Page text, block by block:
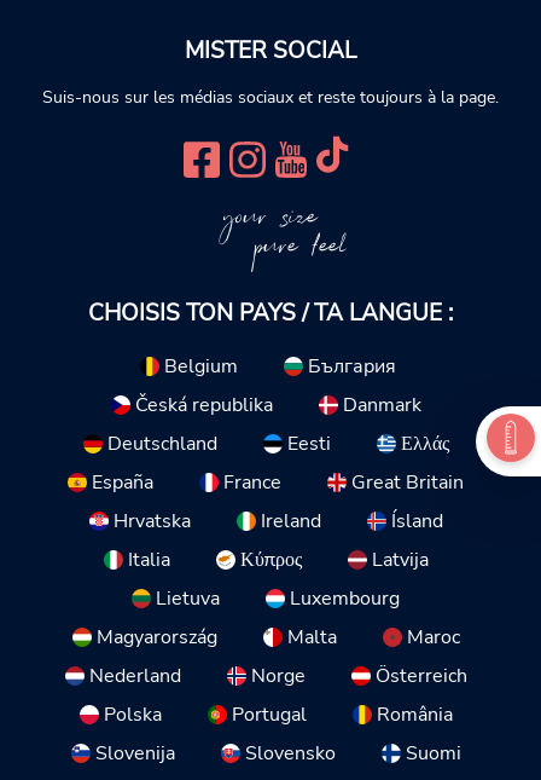
MISTER SOCIAL
Suis-nous sur les médias sociaux et reste toujours à la page.
your size
pure feel
CHOISIS TON PAYS / TA LANGUE :
Belgium
България
Česká republika
Danmark
Deutschland
Eesti
Ελλάς
España
France
Great Britain
Hrvatska
Ireland
Ísland
Italia
Κύπρος
Latvija
Lietuva
Luxembourg
Magyarország
Malta
Maroc
Nederland
Norge
Österreich
Polska
Portugal
România
Slovenija
Slovensko
Suomi